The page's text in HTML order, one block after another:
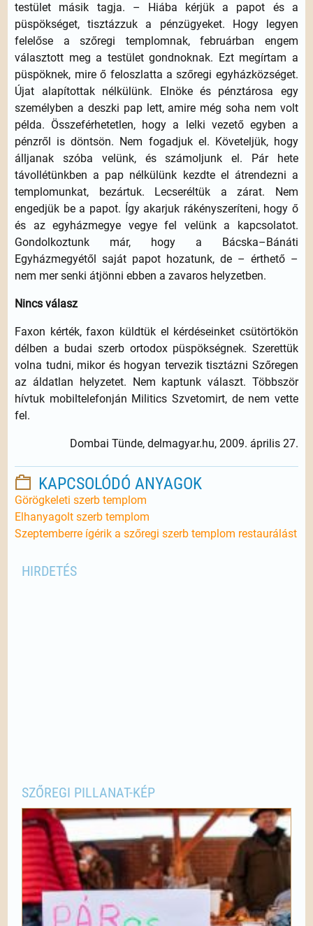
testület másik tagja. – Hiába kérjük a papot és a
püspökséget, tisztázzuk a pénzügyeket. Hogy legyen
felelőse a szőregi templomnak, februárban engem
választott meg a testület gondnoknak. Ezt megírtam a
püspöknek, mire ő feloszlatta a szőregi egyházközséget.
Újat alapítottak nélkülünk. Elnöke és pénztárosa egy
személyben a deszki pap lett, amire még soha nem volt
példa. Összeférhetetlen, hogy a lelki vezető egyben a
pénzről is döntsön. Nem fogadjuk el. Követeljük, hogy
álljanak szóba velünk, és számoljunk el. Pár hete
távollétünkben a pap nélkülünk kezdte el átrendezni a
templomunkat, bezártuk. Lecseréltük a zárat. Nem
engedjük be a papot. Így akarjuk rákényszeríteni, hogy ő
és az egyházmegye vegye fel velünk a kapcsolatot.
Gondolkoztunk már, hogy a Bácska–Bánáti
Egyházmegyétől saját papot hozatunk, de – érthető –
nem mer senki átjönni ebben a zavaros helyzetben.
Nincs válasz
Faxon kérték, faxon küldtük el kérdéseinket csütörtökön
délben a budai szerb ortodox püspökségnek. Szerettük
volna tudni, mikor és hogyan tervezik tisztázni Szőregen
az áldatlan helyzetet. Nem kaptunk választ. Többször
hívtuk mobiltelefonján Militics Szvetomirt, de nem vette
fel.
Dombai Tünde, delmagyar.hu, 2009. április 27.
KAPCSOLÓDÓ ANYAGOK
Görögkeleti szerb templom
Elhanyagolt szerb templom
Szeptemberre ígérik a szőregi szerb templom restaurálást
HIRDETÉS
SZŐREGI PILLANAT-KÉP